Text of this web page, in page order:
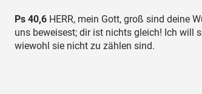
Ps 40,6 HERR, mein Gott, groß sind deine
uns beweisest; dir ist nichts gleich! Ich will
wiewohl sie nicht zu zählen sind.